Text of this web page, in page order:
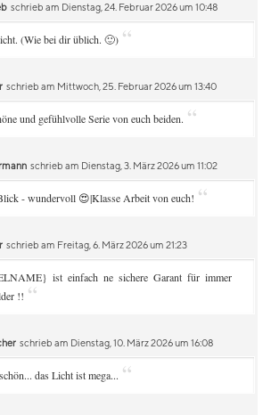
schrieb am Dienstag, 24. Februar 2026 um 10:48
(Wie bei dir üblich. 🙂) “
schrieb am Mittwoch, 25. Februar 2026 um 13:40
und gefühlvolle Serie von euch beiden. “
schrieb am Dienstag, 3. März 2026 um 11:02
- wundervoll 😍|Klasse Arbeit von euch! “
schrieb am Freitag, 6. März 2026 um 21:23
ist einfach ne sichere Garant für immer
!! “
schrieb am Dienstag, 10. März 2026 um 16:08
das Licht ist mega... “